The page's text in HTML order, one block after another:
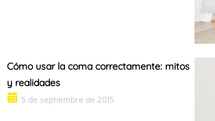
Cómo usar la coma correctamente: mitos
y realidades
5 de septiembre de 2015